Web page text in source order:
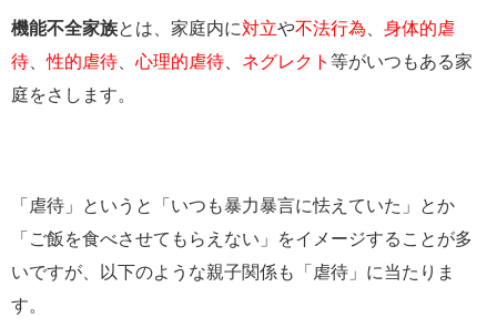
機能不全家族とは、家庭内に対立や不法行為
身体的虐
待 、性的虐待 心理的虐待 ネグレクト 等がいつもある家
庭をさします。
「虐待」というと「いつも暴力暴言に怯えていた」とか
「ご飯を食べさせてもらえない」をイメージすることが多
いですが、以下のような親子関係も「虐待」に当たりま
す。